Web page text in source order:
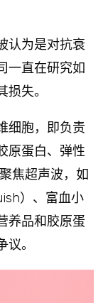
认为是对抗衰
一直在研究如
失。
细胞，即负责
原蛋白、弹性
焦超声波，如
）、富血小
养品和胶原蛋
。